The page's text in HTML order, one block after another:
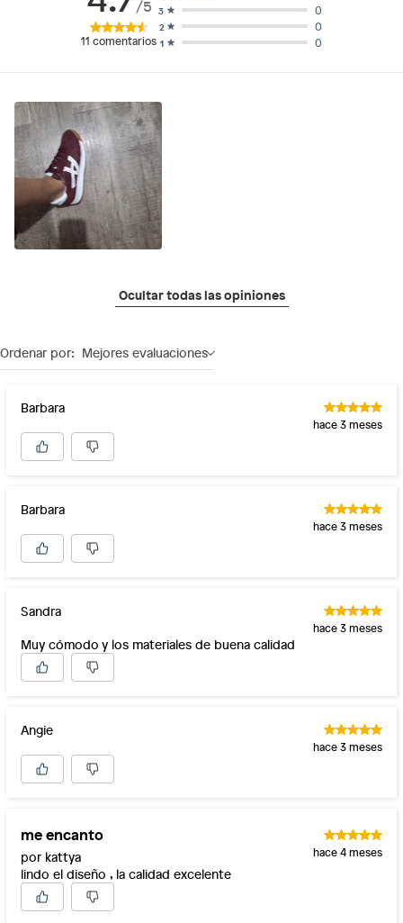
/5
11 comentarios 1 0
2 0
3 0
Ocultar todas las opiniones
Ordenar por: Mejores evaluaciones
Barbara
hace 3 meses
Barbara
hace 3 meses
Sandra
hace 3 meses
Muy cómodo y los materiales de buena calidad
Angie
hace 3 meses
me encanto
por kattya hace 4 meses
lindo el diseño , la calidad excelente